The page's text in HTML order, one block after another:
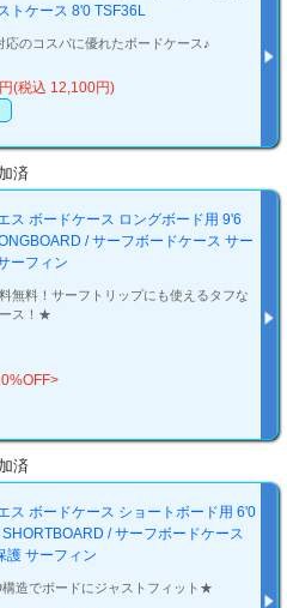
トケース 8'0 TSF36L
応のコスパに優れたボードケース♪
(税込 12,100円)
済
ス ボードケース ロングボード用 9'6
/ サーフボードケース サー
ーフィン
無料！サーフトリップにも使えるタフな
ス！★
済
ス ボードケース ショートボード用 6'0
/ サーフボードケース
護 サーフィン
造でボードにジャストフィット★